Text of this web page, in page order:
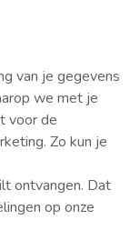
van je gegevens
we met je
voor de
Zo kun je
ontvangen. Dat
op onze